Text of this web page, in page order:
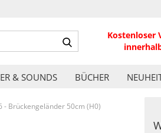
Suche...Kostenloser
& SOUNDS BÜCHER
- Brückengeländer 50cm (H0)